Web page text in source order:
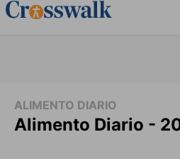
ALIMENTO DIARIO
Alimento Diario -